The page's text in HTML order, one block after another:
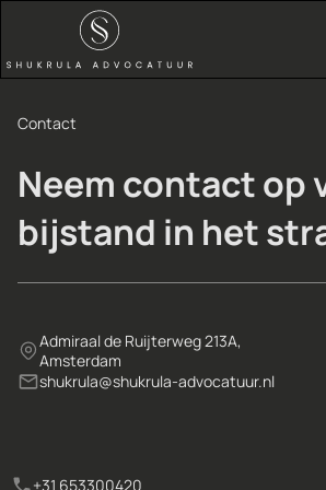
Contact
Neem contact op
bijstand in het
Admiraal de Ruijterweg 213A,
Amsterdam
shukrula@shukrula-advocatuur.nl
+31 653300420